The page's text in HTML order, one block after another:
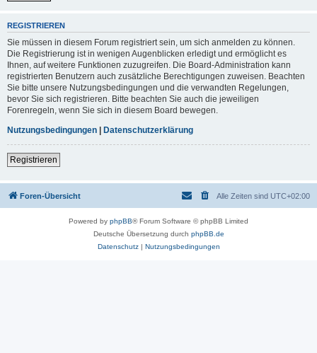
REGISTRIEREN
Sie müssen in diesem Forum registriert sein, um sich anmelden zu können.
Die Registrierung ist in wenigen Augenblicken erledigt und ermöglicht es
Ihnen, auf weitere Funktionen zuzugreifen. Die Board-Administration kann
registrierten Benutzern auch zusätzliche Berechtigungen zuweisen. Beachten
Sie bitte unsere Nutzungsbedingungen und die verwandten Regelungen,
bevor Sie sich registrieren. Bitte beachten Sie auch die jeweiligen
Forenregeln, wenn Sie sich in diesem Board bewegen.
Nutzungsbedingungen | Datenschutzerklärung
Registrieren
Foren-Übersicht Alle Zeiten sind UTC+02:00
Powered by phpBB® Forum Software © phpBB Limited
Deutsche Übersetzung durch phpBB.de
Datenschutz| Nutzungsbedingungen